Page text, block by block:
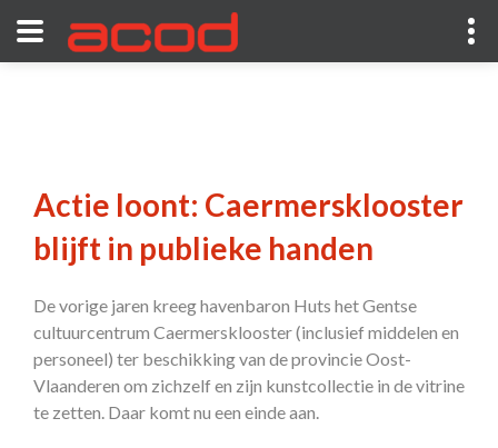
Actie loont: Caermersklooster
blijft in publieke handen
De vorige jaren kreeg havenbaron Huts het Gentse
cultuurcentrum Caermersklooster (inclusief middelen en
personeel) ter beschikking van de provincie Oost-
Vlaanderen om zichzelf en zijn kunstcollectie in de vitrine
te zetten. Daar komt nu een einde aan.